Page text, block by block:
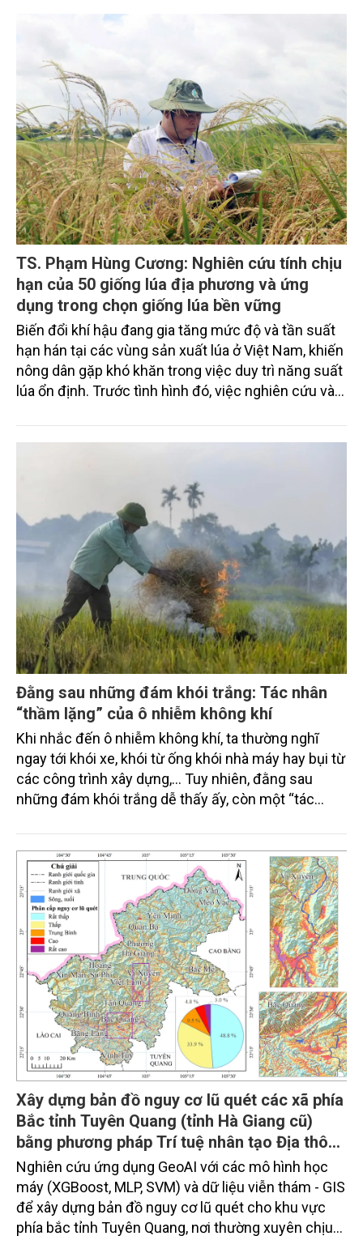
TS. Phạm Hùng Cương: Nghiên cứu tính chịu
hạn của 50 giống lúa địa phương và ứng
dụng trong chọn giống lúa bền vững
Biến đổi khí hậu đang gia tăng mức độ và tần suất
hạn hán tại các vùng sản xuất lúa ở Việt Nam, khiến
nông dân gặp khó khăn trong việc duy trì năng suất
lúa ổn định. Trước tình hình đó, việc nghiên cứu và
năng chịu hạn là một trong những giải pháp quan
Phó Giám đốc Trung tâm Tài nguyên thực vật, Viện
Khoa học Nông nghiệp Việt Nam cùng nhóm nghiên
cứu đã thực hiện một nghiên cứu sâu rộng về 50
giống lúa địa phương lưu giữ tại Ngân hàng gen
thực vật quốc gia. Bài phỏng vấn dưới đây với TS.
Phạm Hùng Cương sẽ giúp độc giả hiểu rõ hơn về
kết quả nghiên cứu và ứng dụng thực tiễn của nó
trong chọn tạo giống lúa chịu hạn.
Đằng sau những đám khói trắng: Tác nhân
“thầm lặng” của ô nhiễm không khí
Khi nhắc đến ô nhiễm không khí, ta thường nghĩ
ngay tới khói xe, khói từ ống khói nhà máy hay bụi từ
các công trình xây dựng,... Tuy nhiên, đằng sau
những đám khói trắng dễ thấy ấy, còn một “tác
khí, chính là việc đốt rơm rạ thu hoạch sau mỗi mùa
gặt. Hoạt động tưởng chừng vô hại này lại tạo ra
lượng lớn bụi mịn PM2.5, khí độc và khí nhà kính,... là
những yếu tố góp phần làm suy giảm chất lượng
không khí, đe dọa sức khỏe cộng đồng, gây tổn thất
kinh tế và cản trở nỗ lực ứng phó với biến đổi khí
hậu.
Xây dựng bản đồ nguy cơ lũ quét các xã phía
Bắc tỉnh Tuyên Quang (tỉnh Hà Giang cũ)
bằng phương pháp Trí tuệ nhân tạo Địa thông
tin
Nghiên cứu ứng dụng GeoAI với các mô hình học
máy (XGBoost, MLP, SVM) và dữ liệu viễn thám - GIS
để xây dựng bản đồ nguy cơ lũ quét cho khu vực
phía bắc tỉnh Tuyên Quang, nơi thường xuyên chịu